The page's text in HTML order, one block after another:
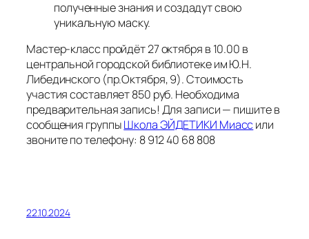
полученные знания и создадут свою
уникальную маску.
Мастер-класс пройдёт 27 октября в 10.00 в
центральной городской библиотеке им Ю.Н.
Либединского (пр.Октября, 9). Стоимость
участия составляет 850 руб. Необходима
предварительная запись! Для записи — пишите в
сообщения группыШкола ЭЙДЕТИКИ Миасс или
звоните по телефону: 8 912 40 68 808
22.10.2024